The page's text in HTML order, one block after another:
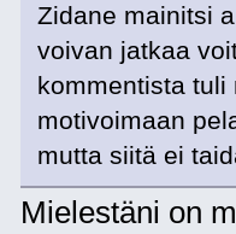
Zidane mainitsi
voivan jatkaa
kommentista
motivoimaan
mutta siitä ei
Mielestäni on